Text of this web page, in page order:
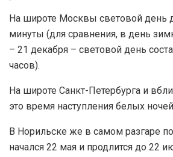
На широте Москвы световой день
минуты (для сравнения, в день
– 21 декабря – световой день
часов).
На широте Санкт-Петербурга и
это время наступления белых
В Норильске же в самом разгаре
начался 22 мая и продлится до 22